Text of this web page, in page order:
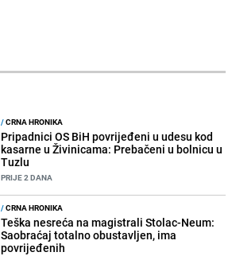
/CRNA HRONIKA
Pripadnici OS BiH povrijeđeni u udesu kod
kasarne u Živinicama: Prebačeni u bolnicu u
Tuzlu
PRIJE 2 DANA
/CRNA HRONIKA
Teška nesreća na magistrali Stolac-Neum:
Saobraćaj totalno obustavljen, ima
povrijeđenih